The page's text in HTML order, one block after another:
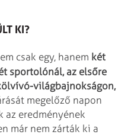
KI?
csak egy, hanem két
sportolónál, az elsőre
világbajnokságon,
megelőző napon
az eredményének
már nem zárták ki a